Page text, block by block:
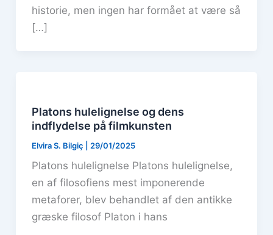
historie, men ingen har formået at være så
[…]
Platons hulelignelse og dens
indflydelse på filmkunsten
Elvira S. Bilgiç 29/01/2025
Platons hulelignelse Platons hulelignelse,
en af filosofiens mest imponerende
metaforer, blev behandlet af den antikke
græske filosof Platon i hans